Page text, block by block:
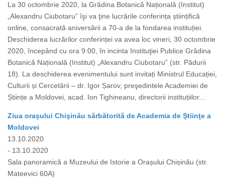
La 30 octombrie 2020, la Grădina Botanică Națională (Institut)
„Alexandru Ciubotaru” îşi va ţine lucrările conferința științifică
online, consacrată aniversării a 70-a de la fondarea instituției.
Deschiderea lucrărilor conferinței va avea loc vineri, 30 octombrie
2020, începând cu ora 9:00, în incinta Instituţiei Publice Grădina
Botanică Națională (Institut) „Alexandru Ciubotaru” (str. Pădurii
18). La deschiderea evenimentului sunt invitați Ministrul Educației,
Culturii și Cercetării – dr. Igor Șarov, preşedintele Academiei de
Științe a Moldovei, acad. Ion Tighineanu, directorii instituțiilor...
Ziua oraşului Chişinău sărbătorită de Academia de Ştiinţe a
Moldovei
13.10.2020
- 13.10.2020
Sala panoramică a Muzeului de Istorie a Orașului Chișinău (str.
Mateevici 60A)